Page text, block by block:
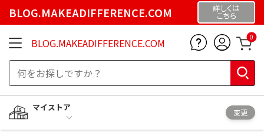
BLOG.MAKEADIFFERENCE.COM 詳しくは
こちら
BLOG.MAKEADIFFERENCE.COM 0
マイストア
変更